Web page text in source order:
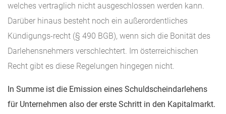
welches vertraglich nicht ausgeschlossen werden kann.
Darüber hinaus besteht noch ein außerordentliches
Kündigungs-recht (§ 490 BGB), wenn sich die Bonität des
Darlehensnehmers verschlechtert. Im österreichischen
Recht gibt es diese Regelungen hingegen nicht.
In Summe ist die Emission eines Schuldscheindarlehens
für Unternehmen also der erste Schritt in den Kapitalmarkt.